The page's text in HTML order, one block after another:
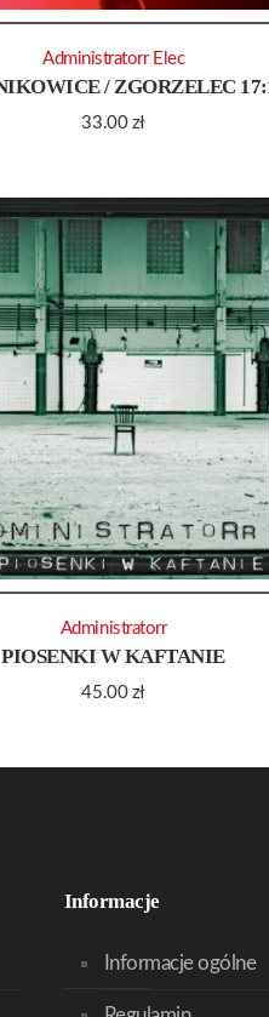
/ ZGORZELEC
33.00 zł
Administratorr Elec
PIOSENKI W KAFTANIE
45.00 zł
Administratorr
Informacje
Informacje ogólne